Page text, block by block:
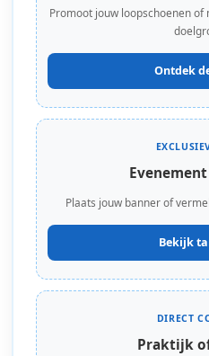
Promoot jouw loopschoenen
Ontdek
Plaats jouw banner of
Bekijk
DIRECT
Praktijk